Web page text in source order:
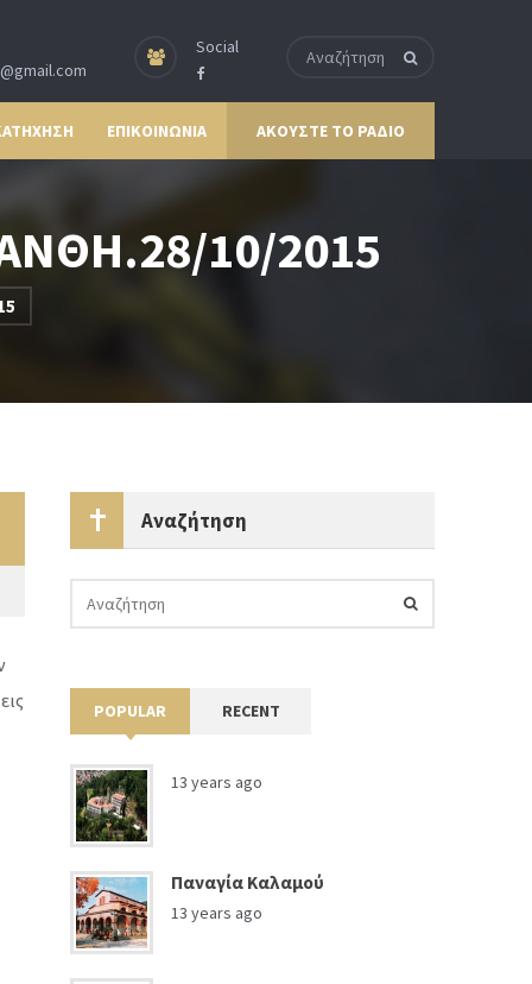
Social
ΕΠΙΚΟΙΝΩΝΙΑ ΑΚΟΥΣΤΕ ΤΟ ΡΑΔΙΟ
10/2015
Αναζήτηση
POPULAR RECENT
13 years ago
Παναγία Καλαμού
13 years ago